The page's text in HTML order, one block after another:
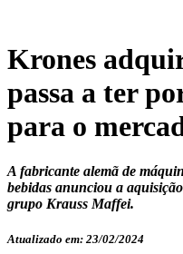
Krones
passa a ter
para o
​​​​​​​A fabricante alemã de
bebidas anunciou a
grupo Krauss Maffei.
Atualizado em: 23/02/2024